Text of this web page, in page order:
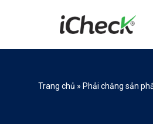
tới
Trang chủ » Phải chăng sản